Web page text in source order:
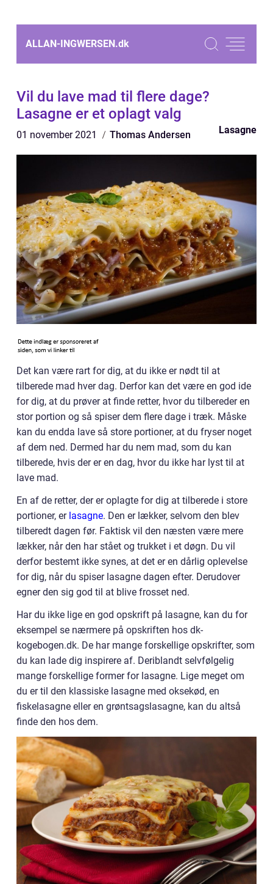
ALLAN-INGWERSEN.dk
Vil du lave mad til flere dage?
Lasagne er et oplagt valg
01 november 2021 Thomas Andersen Lasagne
Det kan være rart for dig, at du ikke er nødt til at
tilberede mad hver dag. Derfor kan det være en god ide
for dig, at du prøver at finde retter, hvor du tilbereder en
stor portion og så spiser dem flere dage i træk. Måske
kan du endda lave så store portioner, at du fryser noget
af dem ned. Dermed har du nem mad, som du kan
tilberede, hvis der er en dag, hvor du ikke har lyst til at
lave mad.
En af de retter, der er oplagte for dig at tilberede i store
portioner, er lasagne. Den er lækker, selvom den blev
tilberedt dagen før. Faktisk vil den næsten være mere
lækker, når den har stået og trukket i et døgn. Du vil
derfor bestemt ikke synes, at det er en dårlig oplevelse
for dig, når du spiser lasagne dagen efter. Derudover
egner den sig god til at blive frosset ned.
Har du ikke lige en god opskrift på lasagne, kan du for
eksempel se nærmere på opskriften hos dk-
kogebogen.dk. De har mange forskellige opskrifter, som
du kan lade dig inspirere af. Deriblandt selvfølgelig
mange forskellige former for lasagne. Lige meget om
du er til den klassiske lasagne med oksekød, en
fiskelasagne eller en grøntsagslasagne, kan du altså
finde den hos dem.